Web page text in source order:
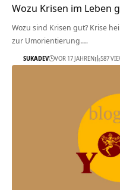
Wozu Krisen im Leben
Wozu sind Krisen gut? Krise
zur Umorientierung.…
SUKADEV VOR 17 JAHREN 587